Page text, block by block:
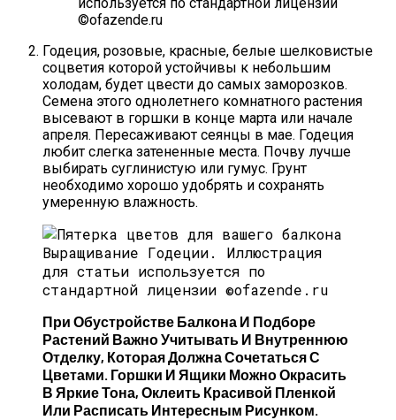
©ofazende.ru
Годеция, розовые, красные, белые шелковистые
соцветия которой устойчивы к небольшим
холодам, будет цвести до самых заморозков.
Семена этого однолетнего комнатного растения
высевают в горшки в конце марта или начале
апреля. Пересаживают сеянцы в мае. Годеция
любит слегка затененные места. Почву лучше
выбирать суглинистую или гумус. Грунт
необходимо хорошо удобрять и сохранять
умеренную влажность.
Выращивание Годеции. Иллюстрация
для статьи используется по
стандартной лицензии ©ofazende.ru
При Обустройстве Балкона И Подборе
Растений Важно Учитывать И Внутреннюю
Отделку, Которая Должна Сочетаться С
Цветами. Горшки И Ящики Можно Окрасить
В Яркие Тона, Оклеить Красивой Пленкой
Или Расписать Интересным Рисунком.